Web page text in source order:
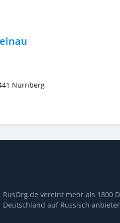
Nürnberg
RusOrg.de vereint mehr als 1800
Deutschland auf Russisch